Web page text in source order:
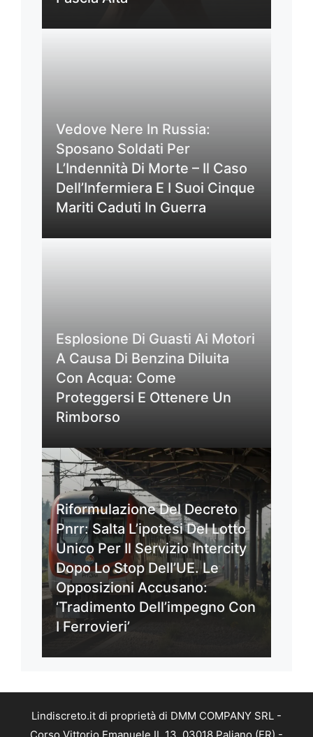
Vedove Nere In Russia:
Sposano Soldati Per
L’Indennità Di Morte – Il Caso
Dell’Infermiera E I Suoi Cinque
Mariti Caduti In Guerra
Esplosione Di Guasti Ai Motori
A Causa Di Benzina Diluita
Con Acqua: Come
Proteggersi E Ottenere Un
Rimborso
Riformulazione Del Decreto
Pnrr: Salta L’ipotesi Del Lotto
Unico Per Il Servizio Intercity
Dopo Lo Stop Dell’UE. Le
Opposizioni Accusano:
‘Tradimento Dell’impegno Con
I Ferrovieri’
Lindiscreto.it di proprietà di DMM COMPANY SRL -